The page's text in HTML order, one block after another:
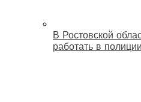
В Ростовской
работать в полиции